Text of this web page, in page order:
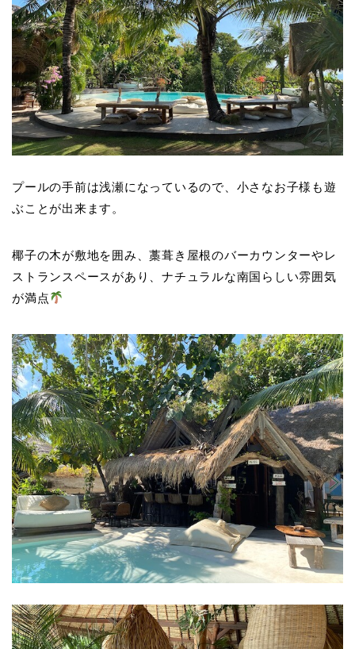
プールの手前は浅瀬になっているので、小さなお子様も遊
ぶことが出来ます。
椰子の木が敷地を囲み、藁葺き屋根のバーカウンターやレ
ストランスペースがあり、ナチュラルな南国らしい雰囲気
が満点